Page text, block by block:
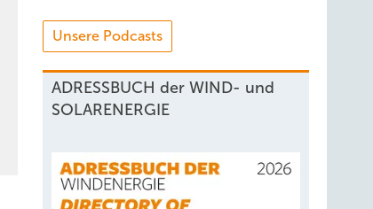
Unsere Podcasts
ADRESSBUCH der WIND- und
SOLARENERGIE